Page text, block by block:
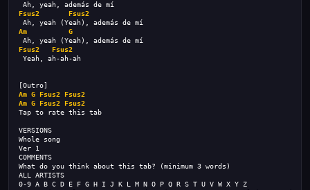
Ah, yeah, además de mí
Fsus2
Fsus2
Ah, yeah (Yeah), además de mí
Am
G
Ah, yeah (Yeah), además de mí
Fsus2
Fsus2
Yeah, ah-ah-ah
[Outro]
Am G Fsus2
Fsus2
Am G Fsus2
Fsus2
Tap to rate this tab
VERSIONS
Whole song
Ver 1
COMMENTS
What do you think about this tab? (minimum 3 words)
ALL ARTISTS
0-9 A B C D E F G H I J K L M N O P Q R S T U V W X Y Z